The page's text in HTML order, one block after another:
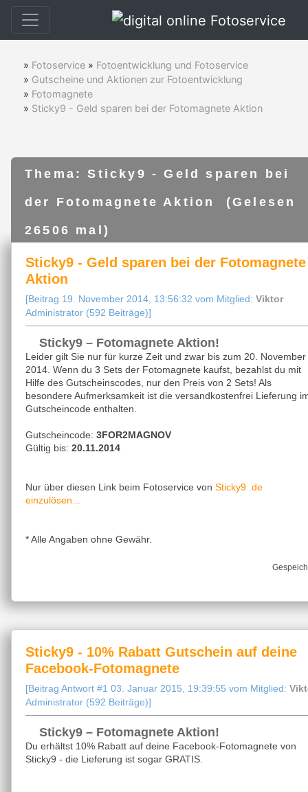
» Fotoservice » Fotoentwicklung und Fotoservice
» Gutscheine und Aktionen zur Fotoentwicklung
» Fotomagnete
» Sticky9 - Geld sparen bei der Fotomagnete Aktion
Thema: Sticky9 - Geld sparen bei
der Fotomagnete Aktion (Gelesen
26506 mal)
Sticky9 - Geld sparen bei der Fotomagnete
Aktion
[Beitrag 19. November 2014, 13:56:32 vom Mitglied: Viktor
Administrator (592 Beiträge)]
Sticky9 – Fotomagnete Aktion!
Leider gilt Sie nur für kurze Zeit und zwar bis zum 20. November
2014. Wenn du 3 Sets der Fotomagnete kaufst, bezahlst du mit
Hilfe des Gutscheinscodes, nur den Preis von 2 Sets! Als
besondere Aufmerksamkeit ist die versandkostenfrei Lieferung
Gutscheincode enthalten.
Gutscheincode: 3FOR2MAGNOV
Gültig bis: 20.11.2014
Nur über diesen Link beim Fotoservice von Sticky9 .de
einzulösen...
* Alle Angaben ohne Gewähr.
Sticky9 - 10% Rabatt Gutschein auf deine
Facebook-Fotomagnete
[Beitrag Antwort #1 03. Januar 2015, 19:39:55 vom Mitglied:
Administrator (592 Beiträge)]
Sticky9 – Fotomagnete Aktion!
Du erhältst 10% Rabatt auf deine Facebook-Fotomagnete von
Sticky9 - die Lieferung ist sogar GRATIS.